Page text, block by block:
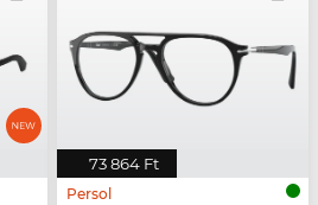
73 864 Ft
Persol